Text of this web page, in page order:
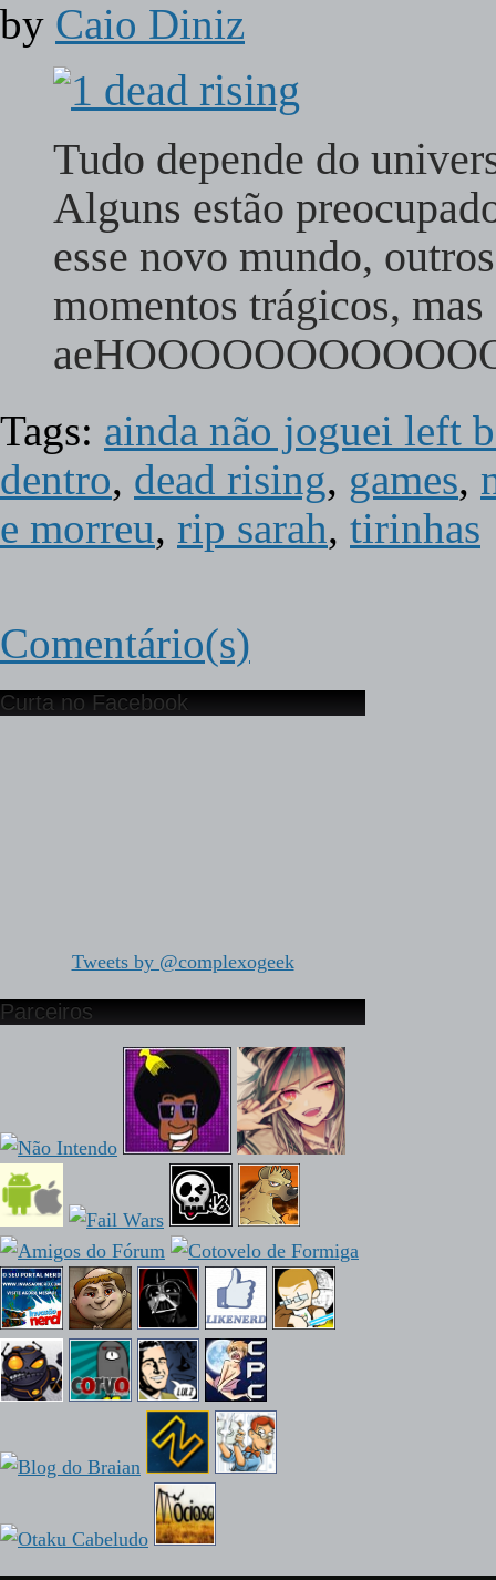
by Caio Diniz
Tudo depende do
Alguns estão
esse novo mundo,
momentos trágicos, mas
Tags: ainda não joguei left
dentro, dead rising, games,
e morreu, rip sarah, tirinhas
Comentário(s)
Curta no Facebook
Tweets by @complexogeek
Parceiros